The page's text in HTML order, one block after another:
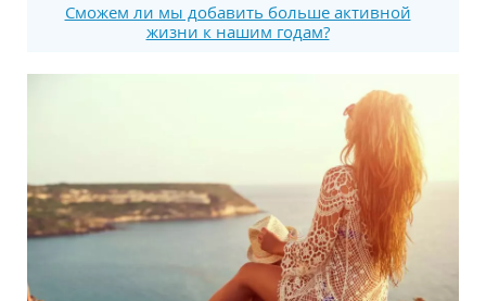
Сможем ли мы добавить больше активной
жизни к нашим годам?